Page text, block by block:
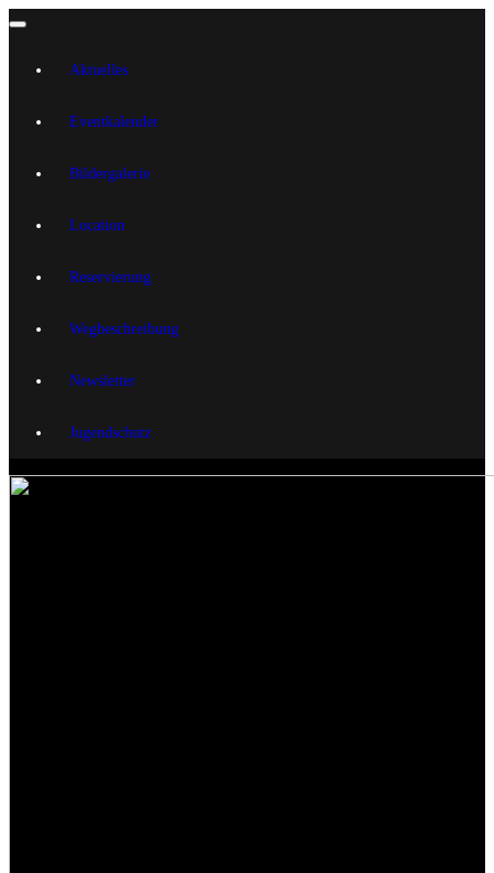
Aktuelles
Eventkalender
Bildergalerie
Location
Reservierung
Wegbeschreibung
Newsletter
Jugendschutz